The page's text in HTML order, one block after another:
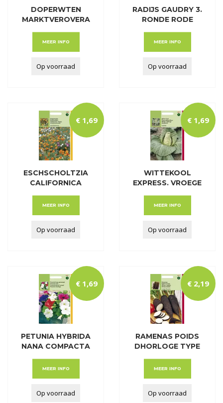
DOPERWTEN
MARKTVEROVERA
MEER INFO
Op voorraad
RADIJS GAUDRY 3.
RONDE RODE
MEER INFO
Op voorraad
ESCHSCHOLTZIA
CALIFORNICA
€ 1,69
MEER INFO
Op voorraad
WITTEKOOL
EXPRESS. VROEGE
€ 1,69
MEER INFO
Op voorraad
PETUNIA HYBRIDA
NANA COMPACTA
€ 1,69
MEER INFO
Op voorraad
RAMENAS POIDS
DHORLOGE TYPE
€ 2,19
MEER INFO
Op voorraad